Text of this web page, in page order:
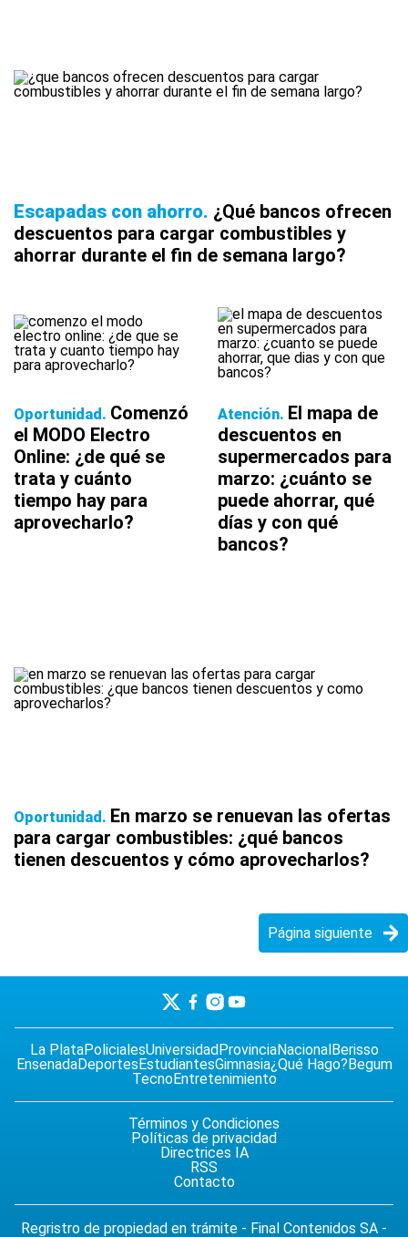
Escapadas con ahorro ¿Qué bancos ofrecen
descuentos para cargar combustibles y
ahorrar durante el fin de semana largo?
Oportunidad
Comenzó
el MODO Electro
Online: ¿de qué se
trata y cuánto
tiempo hay para
aprovecharlo?
Atención El mapa de
descuentos en
supermercados para
marzo: ¿cuánto se
puede ahorrar, qué
días y con qué
bancos?
Oportunidad
En marzo se renuevan las ofertas
para cargar combustibles: ¿qué bancos
tienen descuentos y cómo aprovecharlos?
Página siguiente
La PlataPolicialesUniversidadProvinciaNacionalBerisso
EnsenadaDeportesEstudiantesGimnasia¿Qué Hago?Begum
TecnoEntretenimiento
Términos y Condiciones
Políticas de privacidad
Directrices IA
RSS
Contacto
Regristro de propiedad en trámite - Final Contenidos SA -